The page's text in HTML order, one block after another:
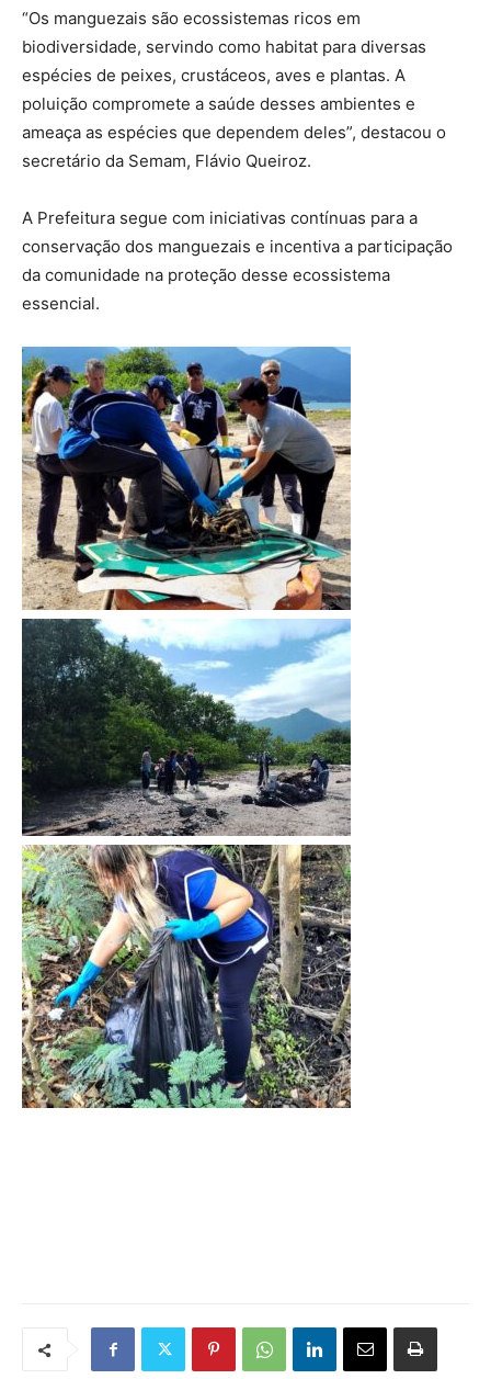
“Os manguezais são ecossistemas ricos em
biodiversidade, servindo como habitat para diversas
espécies de peixes, crustáceos, aves e plantas. A
poluição compromete a saúde desses ambientes e
ameaça as espécies que dependem deles”, destacou o
secretário da Semam, Flávio Queiroz.
A Prefeitura segue com iniciativas contínuas para a
conservação dos manguezais e incentiva a participação
da comunidade na proteção desse ecossistema
essencial.